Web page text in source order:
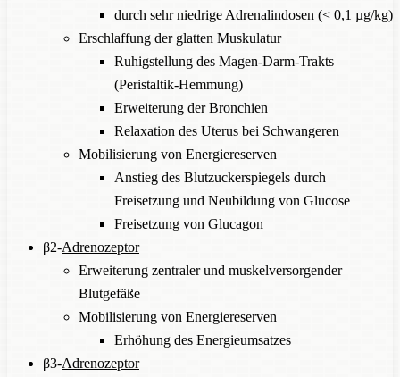
durch sehr niedrige Adrenalindosen (< 0,1 µg/kg)
Erschlaffung der glatten Muskulatur
Ruhigstellung des Magen-Darm-Trakts
(Peristaltik-Hemmung)
Erweiterung der Bronchien
Relaxation des Uterus bei Schwangeren
Mobilisierung von Energiereserven
Anstieg des Blutzuckerspiegels durch
Freisetzung und Neubildung von Glucose
Freisetzung von Glucagon
β2-Adrenozeptor
Erweiterung zentraler und muskelversorgender
Blutgefäße
Mobilisierung von Energiereserven
Erhöhung des Energieumsatzes
β3-Adrenozeptor